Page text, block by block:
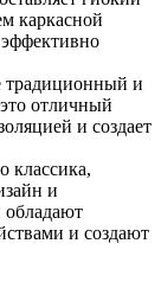
каркасной
традиционный и
отличный
и создает
классика,
и
обладают
и создают